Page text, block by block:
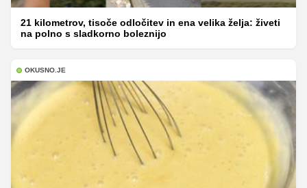
21 kilometrov, tisoče odločitev in ena velika želja: živeti
na polno s sladkorno boleznijo
OKUSNO.JE